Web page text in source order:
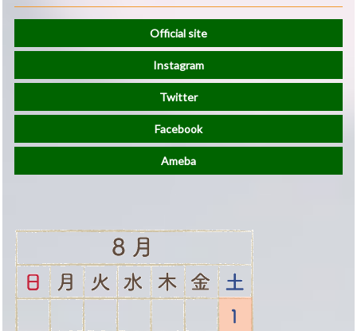
Official site
Instagram
Twitter
Facebook
Ameba